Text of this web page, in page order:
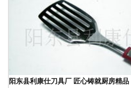
阳东县利康仕刀具厂 匠心铸就厨房精